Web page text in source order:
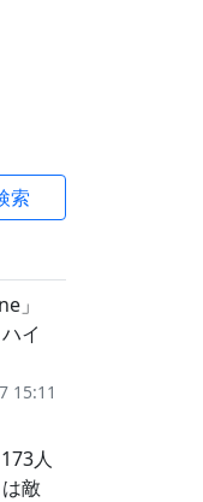
索
」
イ
15:11
人
敵